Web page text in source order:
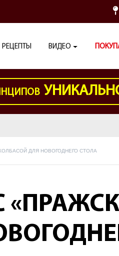
РЕЦЕПТЫ ВИДЕО
ДЛЯ НОВОГОДНЕГО СТОЛА